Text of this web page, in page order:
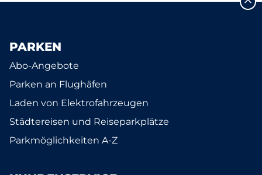
PARKEN
Abo-Angebote
Parken an Flughäfen
Laden von Elektrofahrzeugen
Städtereisen und Reiseparkplätze
Parkmöglichkeiten A-Z